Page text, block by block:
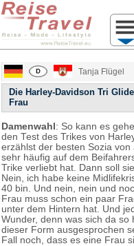
Tanja Flügel
Die Harley-Davidson Tri
Frau
Damenwahl: So kann es
den Test des Trikes von
erzählst der besten Sozia
sehr häufig auf dem
Trike verliebt hat. Dann soll
Nein, ich habe keine
40 bin. Und nein, nein und
Frau muss schon ein paar
unter dem Hintern hat. Und
Wunder, denn was sich da
dieser Form ausgesprochen
Fall noch, dass es eine Frau